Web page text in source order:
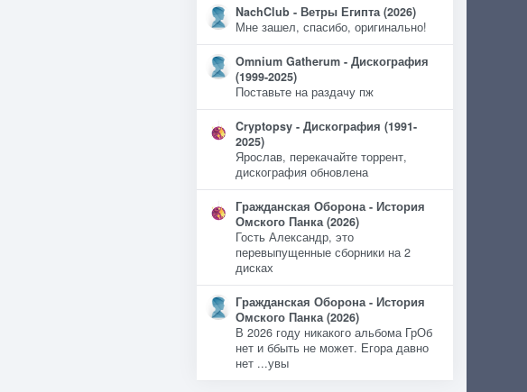
NachClub - Ветры Египта (2026)
Мне зашел, спасибо, оригинально!
Omnium Gatherum - Дискография
(1999-2025)
Поставьте на раздачу пж
Cryptopsy - Дискография (1991-
2025)
Ярослав, перекачайте торрент,
дискография обновлена
Гражданская Оборона - История
Омского Панка (2026)
Гость Александр, это
перевыпущенные сборники на 2
дисках
Гражданская Оборона - История
Омского Панка (2026)
В 2026 году никакого альбома ГрОб
нет и ббыть не может. Егора давно
нет ...увы